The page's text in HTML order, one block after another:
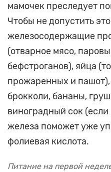
мамочек преследует
Чтобы не допустить
железосодержащие
(отварное мясо,
бефстроганов), яйца
прожаренных и
брокколи, бананы,
виноградный сок
железа поможет уже
фолиевая кислота.
Питание на первой